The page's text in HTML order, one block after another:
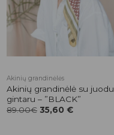
Akinių grandinėlės
Akinių grandinėlė su juodu
gintaru – ”BLACK”
89.00€ 35,60 €